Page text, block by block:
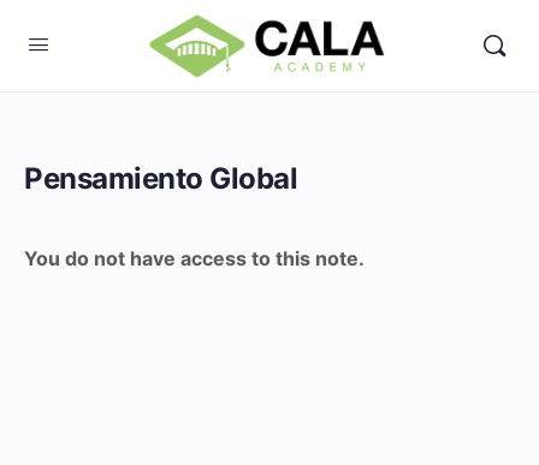
Pensamiento Global
You do not have access to this note.